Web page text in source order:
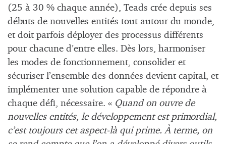
(25 à 30 % chaque année), Teads crée depuis ses
débuts de nouvelles entités tout autour du monde,
et doit parfois déployer des processus différents
pour chacune d’entre elles. Dès lors, harmoniser
les modes de fonctionnement, consolider et
sécuriser l’ensemble des données devient capital, et
implémenter une solution capable de répondre à
chaque défi, nécessaire. « Quand on ouvre de
nouvelles entités, le développement est primordial,
c’est toujours cet aspect-là qui prime. À terme, on